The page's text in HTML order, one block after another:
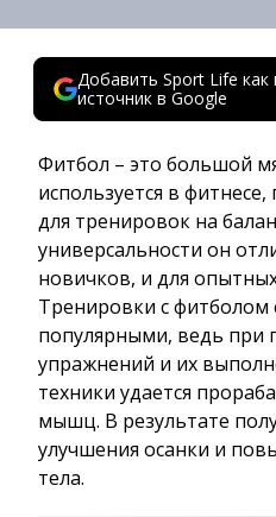
Добавить Sport Life
источник в Google
Фитбол – это большой
используется в
для тренировок на
универсальности он
новичков, и для
Тренировки с фитболом
популярными, ведь при
упражнений и их
техники удается
мышц. В результате
улучшения осанки и
тела.